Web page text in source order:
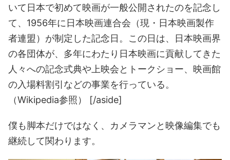
いて日本で初めて映画が一般公開されたのを記念し
て、1956年に日本映画連合会（現・日本映画製作
者連盟）が制定した記念日。この日は、日本映画界
の各団体が、多年にわたり日本映画に貢献してきた
人々への記念式典や上映会とトークショー、映画館
の入場料割引などの事業を行っている。
（Wikipedia参照） [/aside]
僕も脚本だけではなく、カメラマンと映像編集でも
継続して関わります。